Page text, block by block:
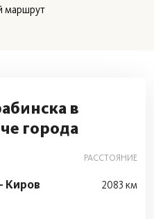
маршрут
в
города
РАССТОЯНИЕ
Киров
2083 км